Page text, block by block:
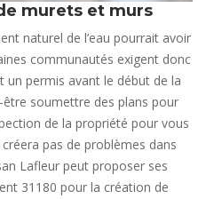
murets et murs
naturel de l’eau pourrait avoir
communautés exigent donc
un permis avant le début de la
soumettre des plans pour
de la propriété pour vous
pas de problèmes dans
Lafleur peut proposer ses
31180 pour la création de